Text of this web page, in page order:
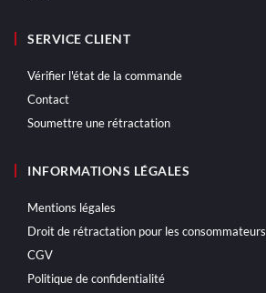
SERVICE CLIENT
Vérifier l'état de la commande
Contact
Soumettre une rétractation
INFORMATIONS LÉGALES
Mentions légales
Droit de rétractation pour les consommateurs
CGV
Politique de confidentialité